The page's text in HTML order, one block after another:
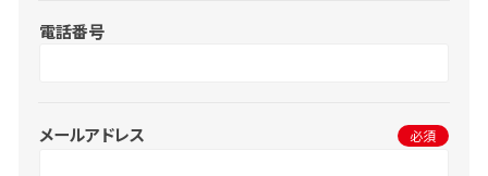
電話番号
メールアドレス 必須